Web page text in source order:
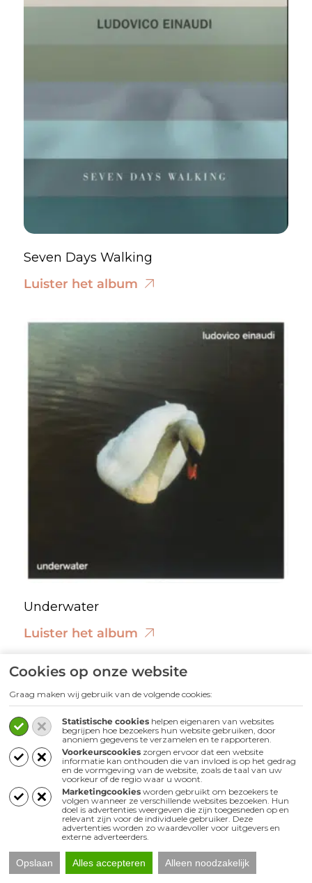
Cookies op onze website
Graag maken wij gebruik van de volgende cookies:
Statistische cookies helpen eigenaren van websites
begrijpen hoe bezoekers hun website gebruiken, door
anoniem gegevens te verzamelen en te rapporteren.
Voorkeurscookies zorgen ervoor dat een website
informatie kan onthouden die van invloed is op het gedrag
en de vormgeving van de website, zoals de taal van uw
voorkeur of de regio waar u woont.
Marketingcookies worden gebruikt om bezoekers te
volgen wanneer ze verschillende websites bezoeken. Hun
doel is advertenties weergeven die zijn toegesneden op en
relevant zijn voor de individuele gebruiker. Deze
advertenties worden zo waardevoller voor uitgevers en
externe adverteerders.
Opslaan Alles accepteren Alleen noodzakelijk
Seven Days Walking
Luister het album
Underwater
Luister het album